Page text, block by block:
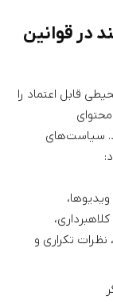
در قوانین
قابل اعتماد را
محتوای
سیاست‌های
تکراری و